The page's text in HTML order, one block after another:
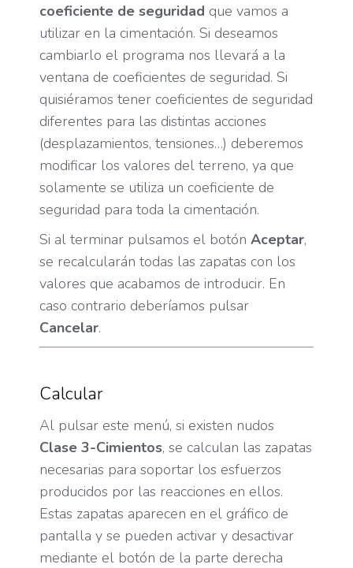
coeficiente de seguridad que vamos a
utilizar en la cimentación. Si deseamos
cambiarlo el programa nos llevará a la
ventana de coeficientes de seguridad. Si
quisiéramos tener coeficientes de seguridad
diferentes para las distintas acciones
(desplazamientos, tensiones…) deberemos
modificar los valores del terreno, ya que
solamente se utiliza un coeficiente de
seguridad para toda la cimentación.
Si al terminar pulsamos el botón Aceptar,
se recalcularán todas las zapatas con los
valores que acabamos de introducir. En
caso contrario deberíamos pulsar
Cancelar.
Calcular
Al pulsar este menú, si existen nudos
Clase 3-Cimientos, se calculan las zapatas
necesarias para soportar los esfuerzos
producidos por las reacciones en ellos.
Estas zapatas aparecen en el gráfico de
pantalla y se pueden activar y desactivar
mediante el botón de la parte derecha